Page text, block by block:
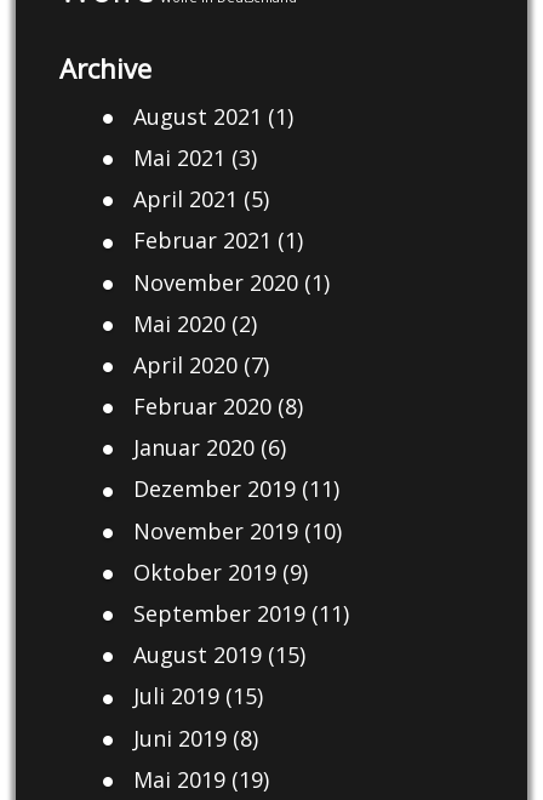
Archive
August 2021 (1)
Mai 2021 (3)
April 2021 (5)
Februar 2021 (1)
November 2020(1)
Mai 2020(2)
April 2020(7)
Februar 2020(8)
Januar 2020(6)
Dezember 2019(11)
November 2019(10)
Oktober 2019(9)
September 2019(11)
August 2019(15)
Juli 2019(15)
Juni 2019(8)
Mai 2019(19)